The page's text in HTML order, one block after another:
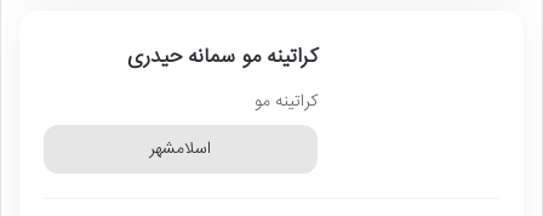
کراتینه مو سمانه حیدری
کراتینه مو
اسلامشهر